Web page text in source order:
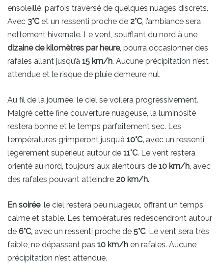
ensoleillé, parfois traversé de quelques nuages discrets.
Avec 3°Cet un ressenti proche de 2°C, l’ambiance sera
nettement hivernale. Le vent, soufflant du nord à une
dizaine de kilomètres par heure, pourra occasionner des
rafales allant jusqu’à 15 km/h. Aucune précipitation n’est
attendue et le risque de pluie demeure nul.
Au fil de la journée, le ciel se voilera progressivement.
Malgré cette fine couverture nuageuse, la luminosité
restera bonne et le temps parfaitement sec. Les
températures grimperont jusqu’à 10°C, avec un ressenti
légèrement supérieur, autour de 11°C. Le vent restera
orienté au nord, toujours aux alentours de 10 km/h, avec
des rafales pouvant atteindre 20 km/h.
En soirée, le ciel restera peu nuageux, offrant un temps
calme et stable. Les températures redescendront autour
de 6°C, avec un ressenti proche de 5°C. Le vent sera très
faible, ne dépassant pas 10 km/h en rafales. Aucune
précipitation n’est attendue.